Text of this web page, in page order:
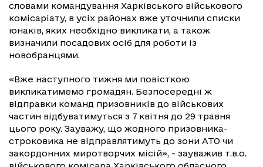
словами командування Харківського військового
комісаріату, в усіх районах вже уточнили списки
юнаків, яких необхідно викликати, а також
визначили посадових осіб для роботи із
новобранцями.
«Вже наступного тижня ми повісткою
викликатимемо громадян. Безпосередні ж
відправки команд призовників до військових
частин відбуватимуться з 7 квітня до 29 травня
цього року. Зауважу, що жодного призовника-
строковика не відправлятимуть до зони АТО чи
закордонних миротворчих місій», - зауважив т.в.о.